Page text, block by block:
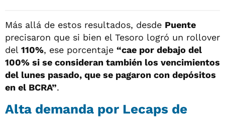
Más allá de estos resultados, desde Puente
precisaron que si bien el Tesoro logró un rollover
del 110%, ese porcentaje “cae por debajo del
100% si se consideran también los vencimientos
del lunes pasado, que se pagaron con depósitos
en el BCRA”.
Alta demanda por Lecaps de